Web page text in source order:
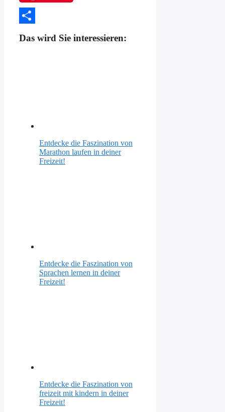
Das wird Sie interessieren:
Entdecke die Faszination von
Marathon laufen in deiner
Freizeit!
Entdecke die Faszination von
Sprachen lernen in deiner
Freizeit!
Entdecke die Faszination von
freizeit mit kindern in deiner
Freizeit!